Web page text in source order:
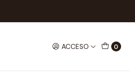
ACCESO 0